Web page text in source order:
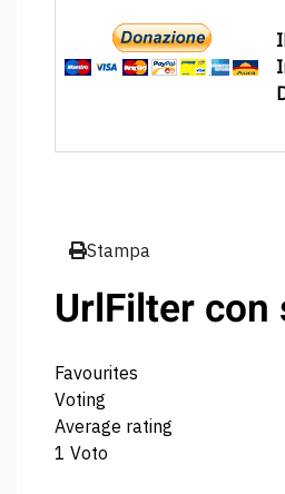
Stampa
UrlFilter
Favourites
Voting
Average rating
1 Voto